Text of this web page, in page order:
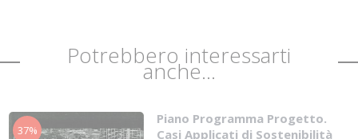
Potrebbero interessarti
anche...
37%
Piano Programma Progetto.
Casi Applicati di Sostenibilità